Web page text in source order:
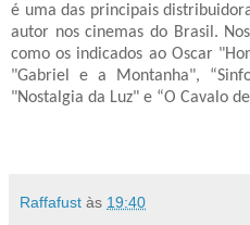
é uma das principais
autor nos cinemas do Brasil.
como os indicados ao Oscar
"Gabriel e a Montanha",
"Nostalgia da Luz" e “O Cavalo
Raffafust às 19:40